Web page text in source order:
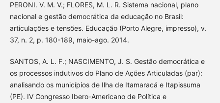
PERONI. V. M. V.; FLORES, M. L. R. Sistema nacional, plano
nacional e gestão democrática da educação no Brasil:
articulações e tensões. Educação (Porto Alegre, impresso), v.
37, n. 2, p. 180-189, maio-ago. 2014.
SANTOS, A. L. F.; NASCIMENTO, J. S. Gestão democrática e
os processos indutivos do Plano de Ações Articuladas (par):
analisando os municípios de Ilha de Itamaracá e Itapissuma
(PE). IV Congresso Ibero-Americano de Política e